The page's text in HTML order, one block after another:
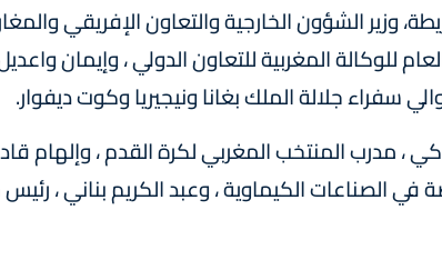
وزير الشؤون الخارجية والتعاون الإفريقي
للوكالة المغربية للتعاون الدولي ، وإيمان
سفراء جلالة الملك بغانا ونيجيريا وكوت ديفوار.
، مدرب المنتخب المغربي لكرة القدم ، وإلهام
الكيماوية ، وعبد الكريم بناني ، رئيس